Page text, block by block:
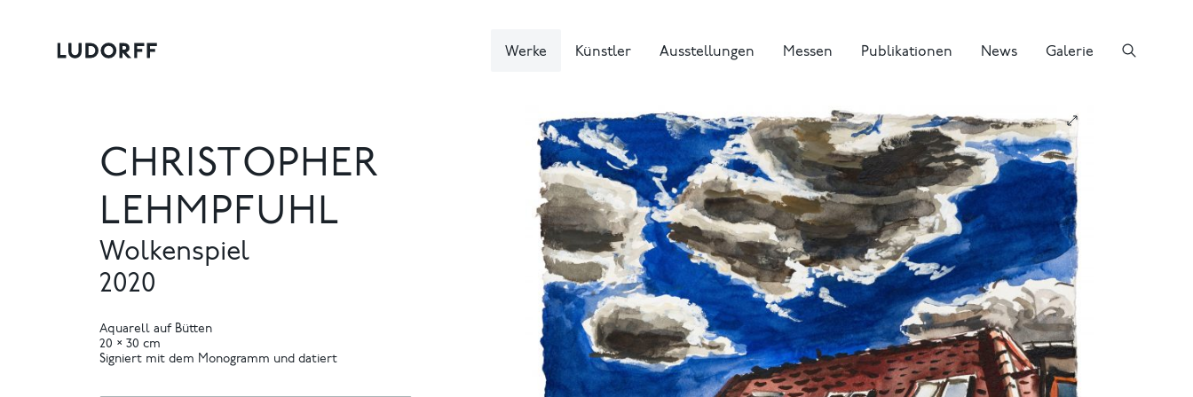
Werke Künstler Ausstellungen Messen Publikationen News Galerie
CHRISTOPHER
LEHMPFUHL
Wolkenspiel
2020
Aquarell auf Bütten
20 × 30 cm
Signiert mit dem Monogramm und datiert